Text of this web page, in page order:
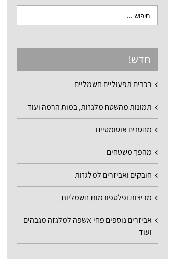
חדש!
רכבים תפעוליים חשמליים
תמונות מהשטח מלגזות, במות הרמה ועוד
מחסנים אוטומטיים
מהפך משטחים
חובקים ואביזרים למלגזות
מריצות ופלטפורמות חשמליות
אביזרים נוספים פחי אשפה למלגזה מגבהים
ועוד